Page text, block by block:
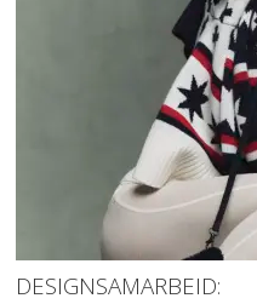
DESIGNSAMARBEID: